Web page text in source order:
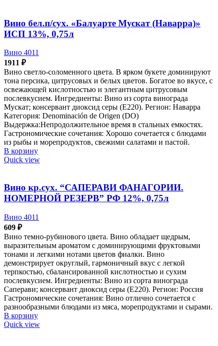
Вино бел.п/сух. «Балуарте Мускат (Наварра)»
ИСП 13%, 0,75л
Вино 4011
1911 ₽
Вино светло-соломенного цвета. В ярком букете доминируют
тона персика, цитрусовых и белых цветов. Богатое во вкусе, с
освежающей кислотностью и элегантным цитрусовым
послевкусием. Ингредиенты: Вино из сорта винограда
Мускат; консервант диоксид серы (Е220). Регион: Наварра
Категория: Denominación de Origen (DO)
Выдержка:Непродолжительное время в стальных емкостях.
Гастрономические сочетания: Хорошо сочетается с блюдами
из рыбы и морепродуктов, свежими салатами и пастой.
В корзину
Quick view
Вино кр.сух. “САПЕРАВИ ФАНАГОРИИ.
НОМЕРНОЙ РЕЗЕРВ” РФ 12%, 0,75л
Вино 4011
609 ₽
Вино темно-рубинового цвета. Вино обладает щедрым,
выразительным ароматом с доминирующими фруктовыми
тонами и легкими нотами цветов фиалки. Вино
демонстрирует округлый, гармоничный вкус с легкой
терпкостью, сбалансированной кислотностью и сухим
послевкусием. Ингредиенты: Вино из сорта винограда
Саперави; консервант диоксид серы (Е220). Регион: Россия
Гастрономические сочетания: Вино отлично сочетается с
разнообразными блюдами из мяса, морепродуктами и сырами.
В корзину
Quick view